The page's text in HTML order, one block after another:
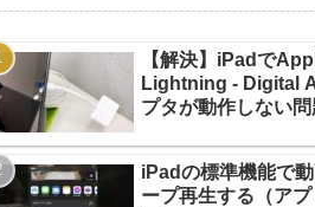
【解決】iPadで
Lightning - Digital
プタが動作しない問
iPadの標準機能で
ープ再生する（ア